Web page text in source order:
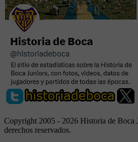
Copyright 2005 - 2026 Historia de Boca
derechos reservados.